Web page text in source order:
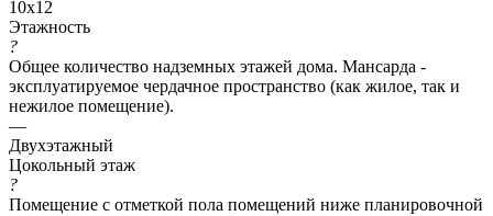
10x12
Этажность
?
Общее количество надземных этажей дома. Мансарда -
эксплуатируемое чердачное пространство (как жилое, так и
нежилое помещение).
—
Двухэтажный
Цокольный этаж
?
Помещение с отметкой пола помещений ниже планировочной